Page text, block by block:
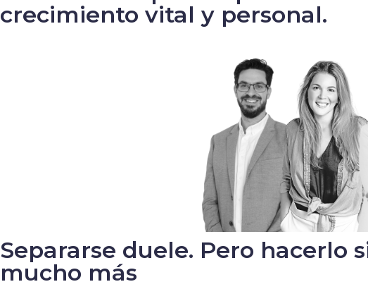
crecimiento vital y personal.
Separarse duele. Pero hacerlo
mucho más